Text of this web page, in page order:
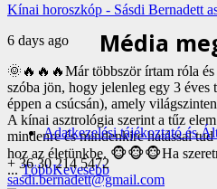
Kínai horoszkóp - Sásdi Bernadett
6 days ago
🌞🔥🔥🔥Már többször írtam róla
szóba jön, hogy jelenleg egy 3
éppen a csúcsán), amely
A kínai asztrológia szerint a tűz
mindenre és mindenkire hatással
hoz az életünkbe. 🐵🐵🐵Ha
...TöbbKevesebb
Média
Adatkezelési tájékoztató és
+ 36 30 214 5472
sasdi.bernadett@gmail.com